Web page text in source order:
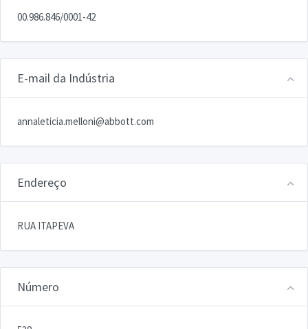
00.986.846/0001-42
E-mail da Indústria
annaleticia.melloni@abbott.com
Endereço
RUA ITAPEVA
Número